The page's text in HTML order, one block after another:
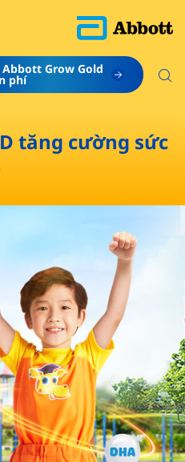
Abbott Grow Gold
phí
tăng cường sức